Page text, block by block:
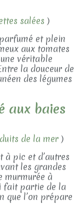
salées )
et plein
aux tomates
véritable
la douceur de
des légumes
aux baies
de la mer )
à pic et d’autres
les grandes
murmurée à
fait partie de la
que l’on prépare